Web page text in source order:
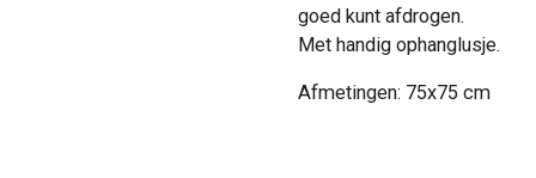
goed kunt afdrogen.
Met handig ophanglusje.
Afmetingen: 75x75 cm